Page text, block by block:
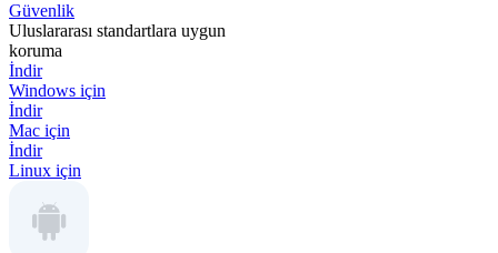
Güvenlik
Uluslararası standartlara uygun
koruma
İndir
Windows için
İndir
Mac için
İndir
Linux için